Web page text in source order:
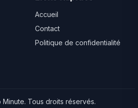
Accueil
Contact
Politique de confidentialité
Tous droits réservés.